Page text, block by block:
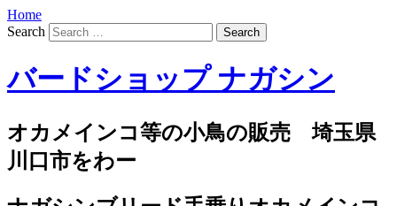
Home
Search
バードショップ ナガシン
オカメインコ等の小鳥の販売 埼玉県
川口市をわー